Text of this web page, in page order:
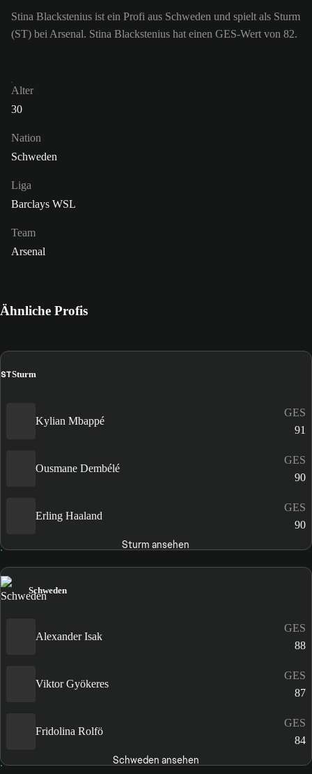
Stina Blackstenius ist ein Profi aus Schweden und spielt als Sturm
(ST) bei Arsenal. Stina Blackstenius hat einen GES-Wert von 82.
Alter
30
Nation
Schweden
Liga
Barclays WSL
Team
Arsenal
Ähnliche Profis
STSturm
Kylian Mbappé
GES
91
Ousmane Dembélé
GES
90
Erling Haaland
GES
90
Sturm ansehen
Schweden
Alexander Isak
GES
88
Viktor Gyökeres
GES
87
Fridolina Rolfö
GES
84
Schweden ansehen